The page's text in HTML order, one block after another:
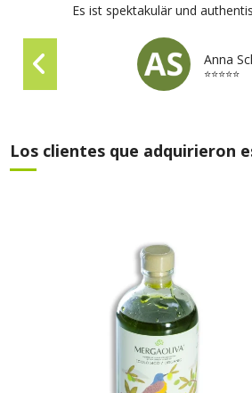
Es ist spektakulär und
Anna
⭐⭐⭐⭐⭐
Los clientes que adquirieron